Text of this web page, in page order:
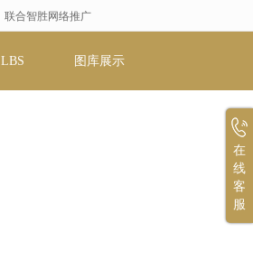
联合智胜网络推广
LBS 图库展示
在
线
客
服